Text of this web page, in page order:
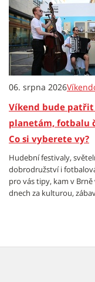
06. srpna 2026
Víkend bude
planetám, fotbalu
Co si vyberete vy?
Hudební festivaly,
dobrodružství i
pro vás tipy, kam v
dnech za kulturou,